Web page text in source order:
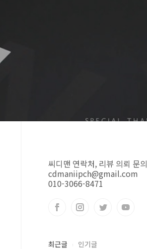
씨디맨 연락처, 리뷰 의뢰 문의
cdmaniipch@gmail.com
010-3066-8471
최근글 인기글